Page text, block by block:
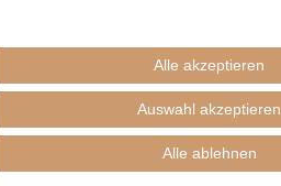
Alle akzeptieren
Auswahl akzeptieren
Alle ablehnen